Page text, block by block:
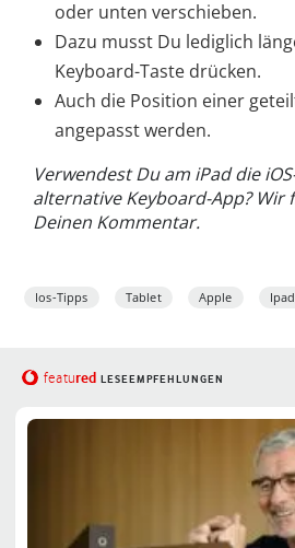
oder unten verschieben.
Dazu musst Du lediglich
Keyboard-Taste drücken.
Auch die Position einer
angepasst werden.
Verwendest Du am iPad die
alternative Keyboard-App? Wir
Deinen Kommentar.
Ios-Tipps Tablet Apple Ipad
featured LESEEMPFEHLUNGEN